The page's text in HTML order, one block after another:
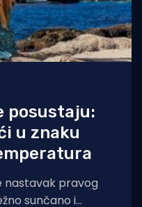
posustaju:
u znaku
nastavak pravog
sunčano i